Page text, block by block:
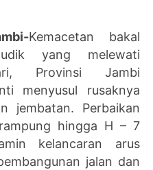
Kemacetan bakal
yang melewati
Provinsi Jambi
menyusul rusaknya
jembatan. Perbaikan
hingga H – 7
kelancaran arus
jalan dan